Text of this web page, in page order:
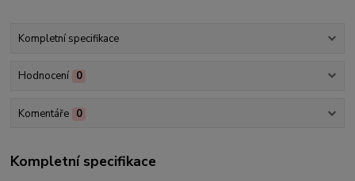
Kompletní specifikace
Hodnocení 0
Komentáře 0
Kompletní specifikace